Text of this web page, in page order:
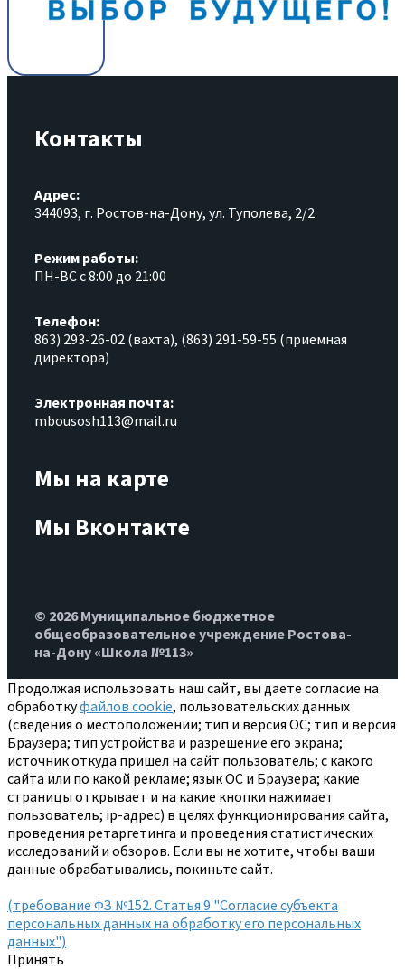
Контакты
Адрес:
344093, г. Ростов-на-Дону, ул. Туполева, 2/2
Режим работы:
ПН-ВС с 8:00 до 21:00
Телефон:
863) 293-26-02 (вахта), (863) 291-59-55 (приемная
директора)
Электронная почта:
mbousosh113@mail.ru
Мы на карте
Мы Вконтакте
© 2026 Муниципальное бюджетное
общеобразовательное учреждение Ростова-
на-Дону «Школа №113»
Продолжая использовать наш сайт, вы даете согласие на
обработкуфайлов cookie, пользовательских данных
(сведения о местоположении; тип и версия ОС; тип и версия
Браузера; тип устройства и разрешение его экрана;
источник откуда пришел на сайт пользователь; с какого
сайта или по какой рекламе; язык ОС и Браузера; какие
страницы открывает и на какие кнопки нажимает
пользователь; ip-адрес) в целях функционирования сайта,
проведения ретаргетинга и проведения статистических
исследований и обзоров. Если вы не хотите, чтобы ваши
данные обрабатывались, покиньте сайт.
(требование ФЗ №152. Статья 9 "Согласие субъекта
персональных данных на обработку его персональных
данных")
Принять